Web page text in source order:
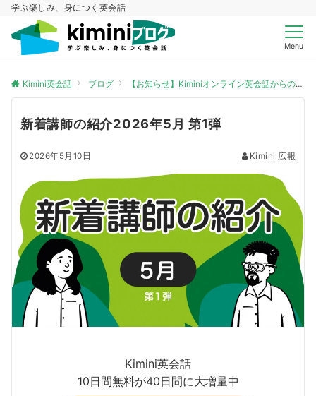
学ぶ楽しみ、身につく英会話
Menu
Kimini英会話 ブログ 【お知らせ】Kiminiオンライン英会話からのお知らせ
新着講師の紹介2026年5月 第1弾
2026年5月10日 Kimini 広報
Kimini英会話
10日間無料が40日間に大増量中